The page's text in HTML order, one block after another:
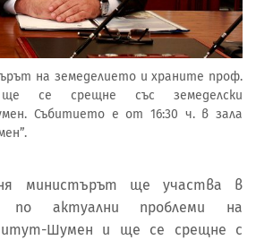
на земеделието и храните проф.
се срещне със земеделски
Събитието е от 16:30 ч. в зала
министърът ще участва в
по актуални проблеми на
Шумен и ще се срещне с